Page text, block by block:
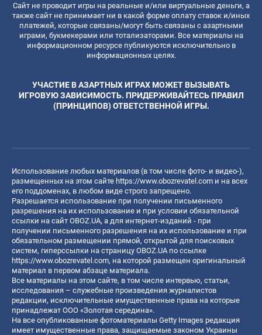
Сайт не проводит игры на реальные и/или виртуальные деньги, а
также сайт не принимает ни в какой форме оплату ставок и/иных
платежей, которые связаны/могут быть связаны с азартными
играми, букмекерами или тотализаторами. Все материалы на
информационном ресурсе публикуются исключительно в
информационных целях.
УЧАСТИЕ В АЗАРТНЫХ ИГРАХ МОЖЕТ ВЫЗЫВАТЬ
ИГРОВУЮ ЗАВИСИМОСТЬ. ПРИДЕРЖИВАЙТЕСЬ ПРАВИЛ
(ПРИНЦИПОВ) ОТВЕТСТВЕННОЙ ИГРЫ.
Использование любых материалов (в том числе фото- и видео-),
размещенных на этом сайте https://www.obozrevatel.com и на всех
его поддоменах, в любом виде строго запрещено.
Разрешается использование при получении письменного
разрешения на их использование и при условии обязательной
ссылки на сайт OBOZ.UA, а для интернет-изданий - при
получении письменного разрешения на их использование и при
обязательном размещении прямой, открытой для поисковых
систем, гиперссылки на страницу OBOZ.UA по ссылке
https://www.obozrevatel.com, на которой размещен оригинальный
материал в первом абзаце материала.
Все материалы на этом сайте, в том числе интервью, статьи,
исследования – служебные произведения журналистов
редакции, исключительные имущественные права на которые
принадлежат ООО «Золотая середина».
На все опубликованные фотоматериалы Getty Images редакция
имеет имущественные права, защищаемые законом Украины